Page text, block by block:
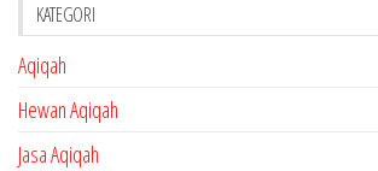
KATEGORI
Aqiqah
Hewan Aqiqah
Jasa Aqiqah